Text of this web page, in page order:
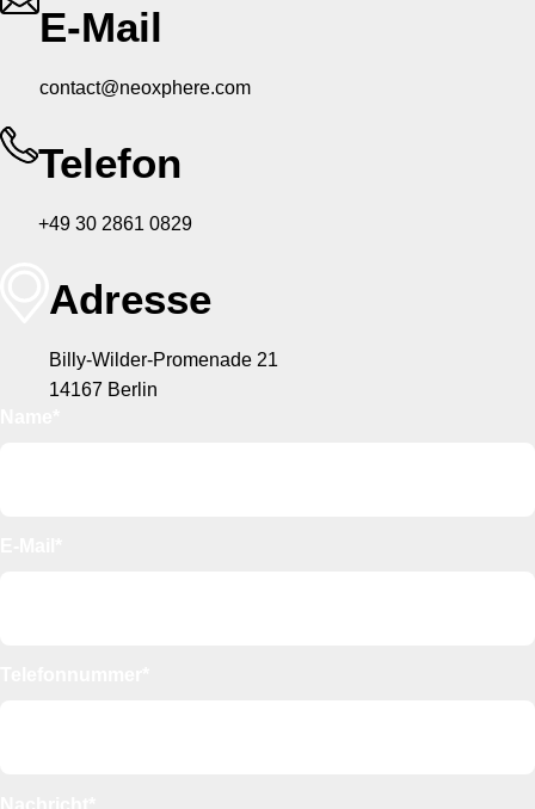
E-Mail
contact@neoxphere.com
Telefon
+49 30 2861 0829
Adresse
Billy-Wilder-Promenade 21
14167 Berlin